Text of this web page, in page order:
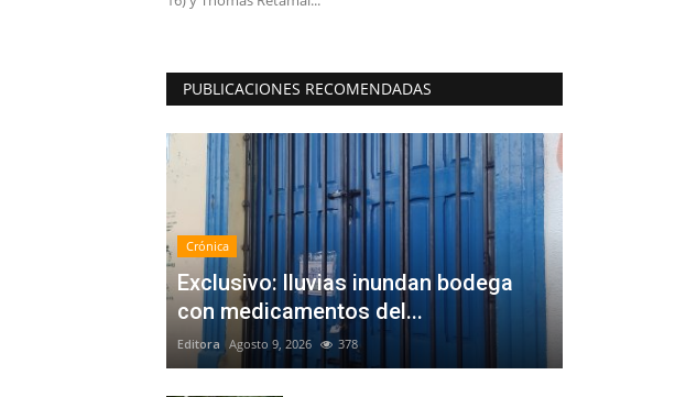
PUBLICACIONES RECOMENDADAS
Crónica
Exclusivo: lluvias inundan bodega
con medicamentos del...
Editora Agosto 9, 2026 378